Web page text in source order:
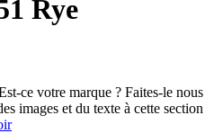
Rye
ce votre marque ? Faites-le nous
images et du texte à cette section